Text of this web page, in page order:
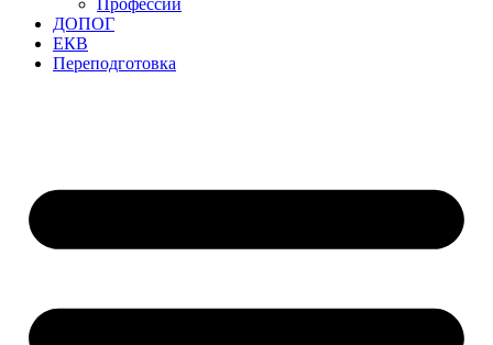
Профессии
ДОПОГ
ЕКВ
Переподготовка